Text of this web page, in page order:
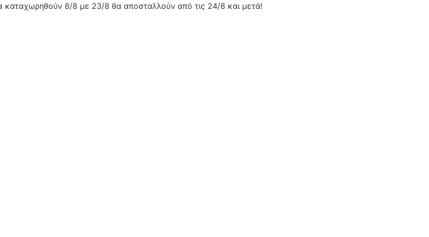
καταχωρηθούν 8/8 με 23/8 θα αποσταλλούν από τις 24/8 και μετά!